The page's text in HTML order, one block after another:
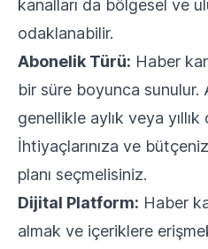
kanalları da bölgesel ve
odaklanabilir.
Abonelik Türü: Haber
bir süre boyunca sunulur.
genellikle aylık veya
İhtiyaçlarınıza ve
planı seçmelisiniz.
Dijital Platform: Haber
almak ve içeriklere